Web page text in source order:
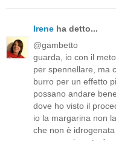
Irene ha detto...
@gambetto
guarda, io con il
per spennellare, ma
burro per un effetto
possano andare
dove ho visto il
io la margarina non
che non è